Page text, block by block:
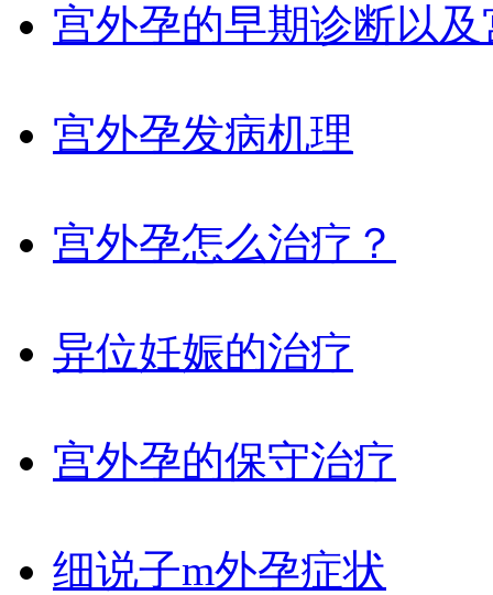
宫外孕的早期诊断以
宫外孕发病机理
宫外孕怎么治疗？
异位妊娠的治疗
宫外孕的保守治疗
细说子m外孕症状